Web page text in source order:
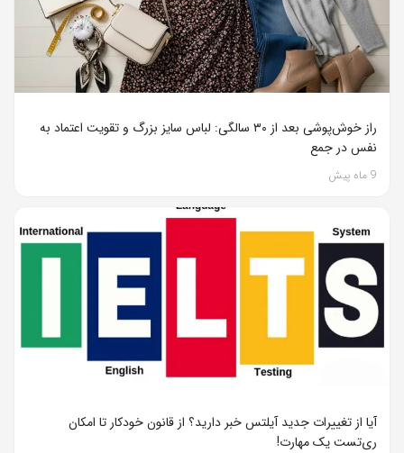
راز خوش‌پوشی بعد از ۳۰ سالگی: لباس سایز بزرگ و تقویت اعتماد به
نفس در جمع
9 ماه پیش
آیا از تغییرات جدید آیلتس خبر دارید؟ از قانون خودکار تا امکان
ری‌تست یک مهارت!